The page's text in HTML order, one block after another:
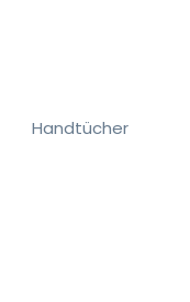
Handtücher